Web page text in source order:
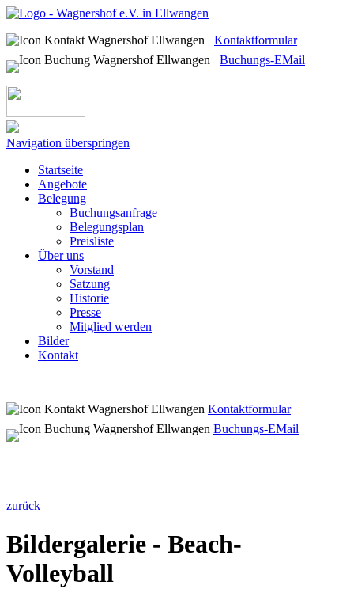
Kontaktformular
Buchungs-EMail
Navigation überspringen
Startseite
Angebote
Belegung
Buchungsanfrage
Belegungsplan
Preisliste
Über uns
Vorstand
Satzung
Historie
Presse
Mitglied werden
Bilder
Kontakt
Kontaktformular
Buchungs-EMail
zurück
Bildergalerie - Beach-
Volleyball